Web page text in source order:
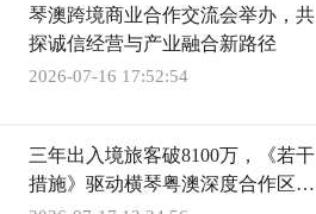
琴澳跨境商业合作交流会举办，共
探诚信经营与产业融合新路径
2026-07-16 17:52:54
三年出入境旅客破8100万，《若干
措施》驱动横琴粤澳深度合作区蝶